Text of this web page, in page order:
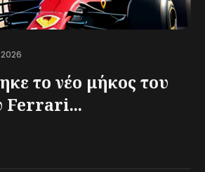
το νέο μήκος του
Ferrari...